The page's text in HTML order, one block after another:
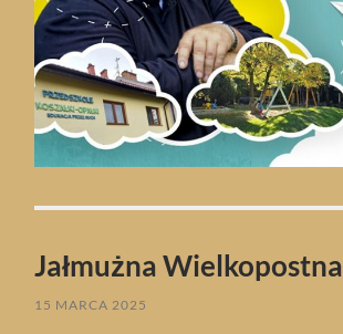
Jałmużna Wielkopostna
15 MARCA 2025